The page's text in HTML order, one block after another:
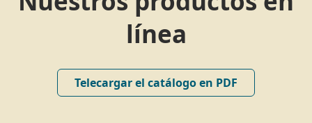
línea
Telecargar el catálogo en PDF